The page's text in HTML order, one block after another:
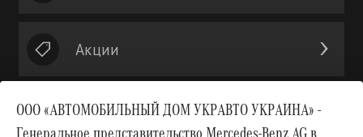
ООО «АВТОМОБИЛЬНЫЙ ДОМ УКРАВТО УКРАИНА» -
Генеральное представительство Mercedes-Benz AG в
Акции